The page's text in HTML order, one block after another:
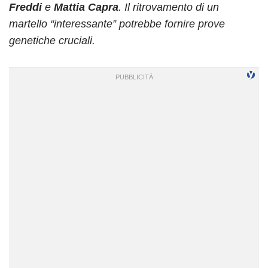
Freddie Mattia Capra. Il ritrovamento di un
martello “interessante” potrebbe fornire prove
genetiche cruciali.